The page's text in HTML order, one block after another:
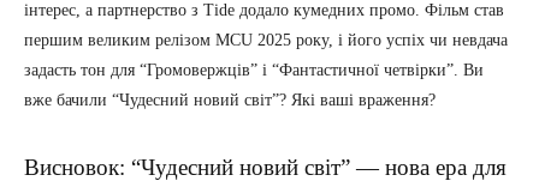
інтерес, а партнерство з Tide додало кумедних промо. Фільм став
першим великим релізом MCU 2025 року, і його успіх чи невдача
задасть тон для “Громовержців” і “Фантастичної четвірки”. Ви
вже бачили “Чудесний новий світ”? Які ваші враження?
Висновок: “Чудесний новий світ” — нова ера для